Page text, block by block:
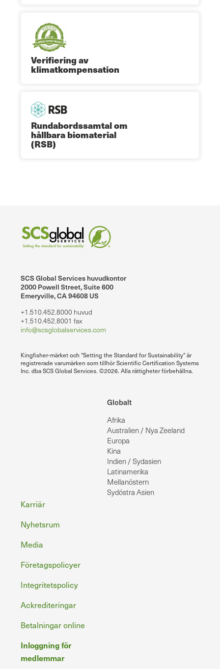
Verifiering av
klimatkompensation
Rundabordssamtal om
hållbara biomaterial
(RSB)
SCS Global Services huvudkontor
2000 Powell Street, Suite 600
Emeryville, CA 94608 US
+1.510.452.8000 huvud
+1.510.452.8001 fax
info@scsglobalservices.com
Kingfisher-märket och "Setting the Standard for Sustainability" är
registrerade varumärken som tillhör Scientific Certification Systems
Inc. dba SCS Global Services. ©2026. Alla rättigheter förbehållna.
Globalt
Afrika
Australien / Nya Zeeland
Europa
Kina
Indien / Sydasien
Latinamerika
Mellanöstern
Sydöstra Asien
Sidfot
Karriär
Nyhetsrum
Media
Företagspolicyer
Integritetspolicy
Ackrediteringar
Betalningar online
Inloggning för
medlemmar